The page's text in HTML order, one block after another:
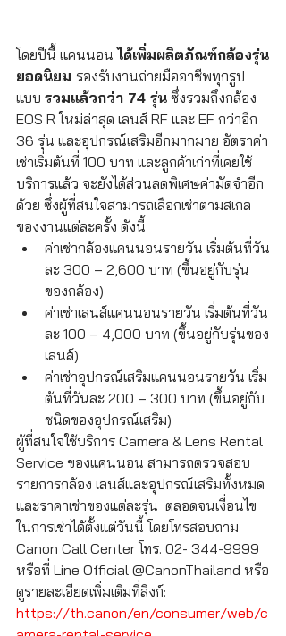
โดยปีนี้ แคนนอน ได้เพิ่มผลิตภัณฑ์กล้องรุ่น
ยอดนิยม รองรับงานถ่ายมืออาชีพทุกรูป
แบบ รวมแล้วกว่า 74 รุ่น ซึ่งรวมถึงกล้อง
EOS R ใหม่ล่าสุด เลนส์ RF และ EF กว่าอีก
36 รุ่น และอุปกรณ์เสริมอีกมากมาย อัตราค่า
เช่าเริ่มต้นที่ 100 บาท และลูกค้าเก่าที่เคยใช้
บริการแล้ว จะยังได้ส่วนลดพิเศษค่ามัดจำอีก
ด้วย ซึ่งผู้ที่สนใจสามารถเลือกเช่าตามสเกล
ของงานแต่ละครั้ง ดังนี้
ค่าเช่ากล้องแคนนอนรายวัน เริ่มต้นที่วัน
ละ 300 – 2,600 บาท (ขึ้นอยู่กับรุ่น
ของกล้อง)
ค่าเช่าเลนส์แคนนอนรายวัน เริ่มต้นที่วัน
ละ 100 – 4,000 บาท (ขึ้นอยู่กับรุ่นของ
เลนส์)
ค่าเช่าอุปกรณ์เสริมแคนนอนรายวัน เริ่ม
ต้นที่วันละ 200 – 300 บาท (ขึ้นอยู่กับ
ชนิดของอุปกรณ์เสริม)
ผู้ที่สนใจใช้บริการ Camera & Lens Rental
Service ของแคนนอน สามารถตรวจสอบ
รายการกล้อง เลนส์และอุปกรณ์เสริมทั้งหมด
และราคาเช่าของแต่ละรุ่น  ตลอดจนเงื่อนไข
ในการเช่าได้ตั้งแต่วันนี้ โดยโทรสอบถาม
Canon Call Center โทร. 02- 344-9999
หรือที่ Line Official @CanonThailand หรือ
ดูรายละเอียดเพิ่มเติมที่ลิงก์:
https://th.canon/en/consumer/web/c